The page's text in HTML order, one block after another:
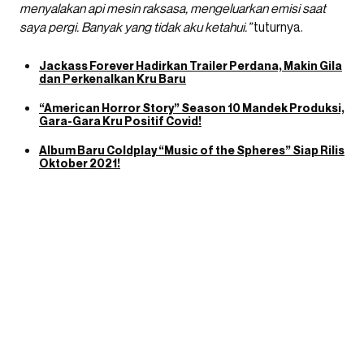
menyalakan api mesin raksasa, mengeluarkan emisi saat
saya pergi. Banyak yang tidak aku ketahui.”tuturnya.
Jackass Forever Hadirkan Trailer Perdana, Makin Gila
dan Perkenalkan Kru Baru
“American Horror Story” Season 10 Mandek Produksi,
Gara-Gara Kru Positif Covid!
Album Baru Coldplay “Music of the Spheres” Siap Rilis
Oktober 2021!